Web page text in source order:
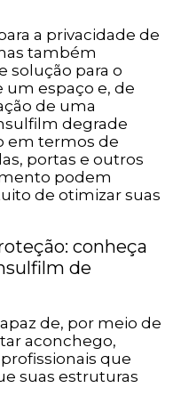
a privacidade de
também
solução para o
um espaço e, de
de uma
degrade
em termos de
portas e outros
podem
de otimizar suas
conheça
de
de, por meio de
aconchego,
que
suas estruturas